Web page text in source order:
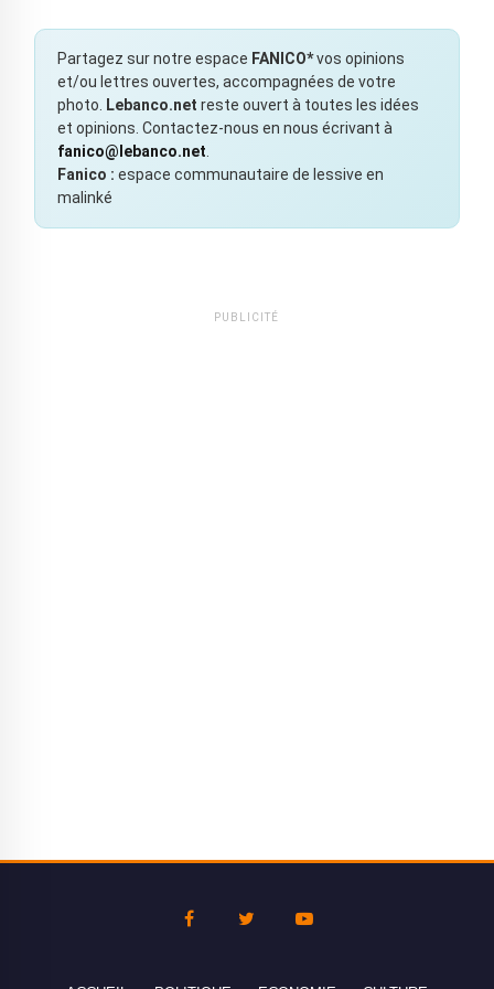
Partagez sur notre espace FANICO*vos opinions
et/ou lettres ouvertes, accompagnées de votre
photo. Lebanco.net reste ouvert à toutes les idées
et opinions. Contactez-nous en nous écrivant à
fanico@lebanco.net
Fanico : espace communautaire de lessive en
malinké
PUBLICITÉ